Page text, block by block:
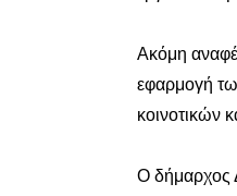
Ακόμη
εφαρμογή
κοινοτικών
Ο δήμαρχος